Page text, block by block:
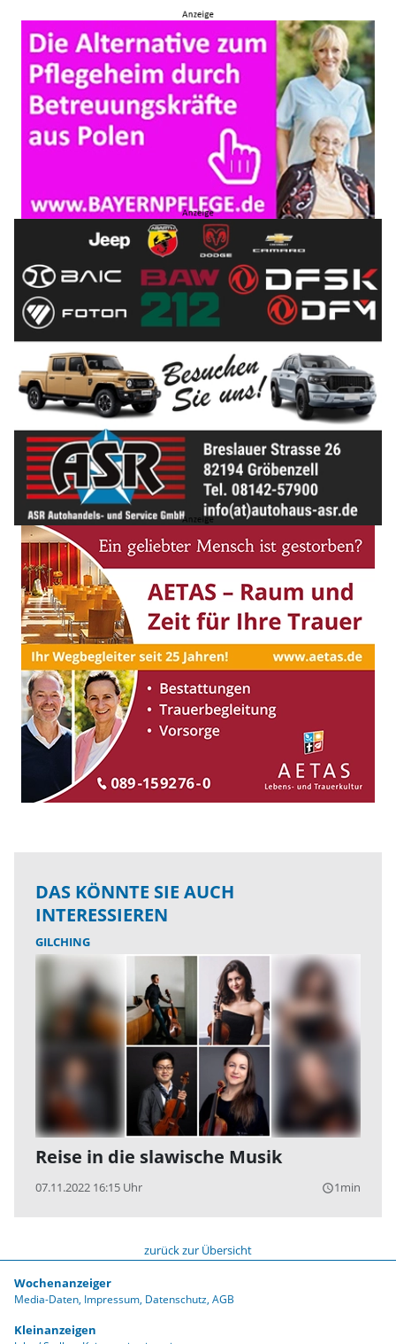
DAS KÖNNTE SIE AUCH
INTERESSIEREN
GILCHING
Reise in die slawische Musik
07.11.2022 16:15 Uhr query_builder1min
zurück zur Übersicht
Wochenanzeiger
Media-Daten Impressum Datenschutz AGB
Kleinanzeigen